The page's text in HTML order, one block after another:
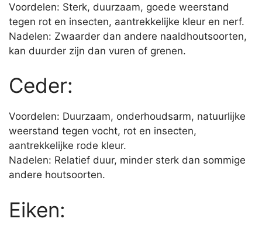
Voordelen: Sterk, duurzaam, goede weerstand
tegen rot en insecten, aantrekkelijke kleur en nerf.
Nadelen: Zwaarder dan andere naaldhoutsoorten,
kan duurder zijn dan vuren of grenen.
Ceder:
Voordelen: Duurzaam, onderhoudsarm, natuurlijke
weerstand tegen vocht, rot en insecten,
aantrekkelijke rode kleur.
Nadelen: Relatief duur, minder sterk dan sommige
andere houtsoorten.
Eiken: